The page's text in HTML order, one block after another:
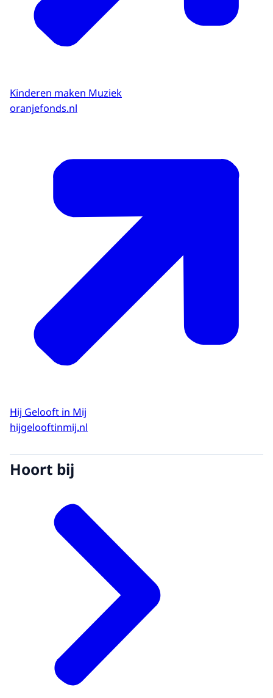
Kinderen maken Muziek
oranjefonds.nl
Hij Gelooft in Mij
hijgelooftinmij.nl
Hoort bij